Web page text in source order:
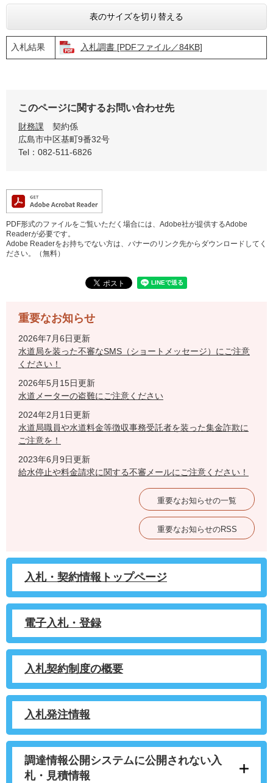
表のサイズを切り替える
入札結果 入札調書 [PDFファイル／84KB]
このページに関するお問い合わせ先
財務課
契約係
広島市中区基町9番32号
Tel：082-511-6826
PDF形式のファイルをご覧いただく場合には、Adobe社が提供するAdobe
Readerが必要です。
Adobe Readerをお持ちでない方は、バナーのリンク先からダウンロードしてく
ださい。（無料）
重要なお知らせ
2026年7月6日更新
水道局を装った不審なSMS（ショートメッセージ）にご注意
ください！
2026年5月15日更新
水道メーターの盗難にご注意ください
2024年2月1日更新
水道局職員や水道料金等徴収事務受託者を装った集金詐欺に
ご注意を！
2023年6月9日更新
給水停止や料金請求に関する不審メールにご注意ください！
重要なお知らせの一覧
重要なお知らせのRSS
入札・契約情報トップページ
電子入札・登録
入札契約制度の概要
入札発注情報
調達情報公開システムに公開されない入
札・見積情報